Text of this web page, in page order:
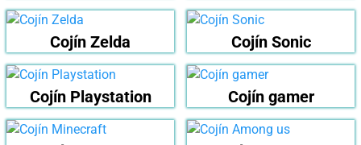
Cojín Zelda Cojín Sonic
Cojín Playstation Cojín gamer